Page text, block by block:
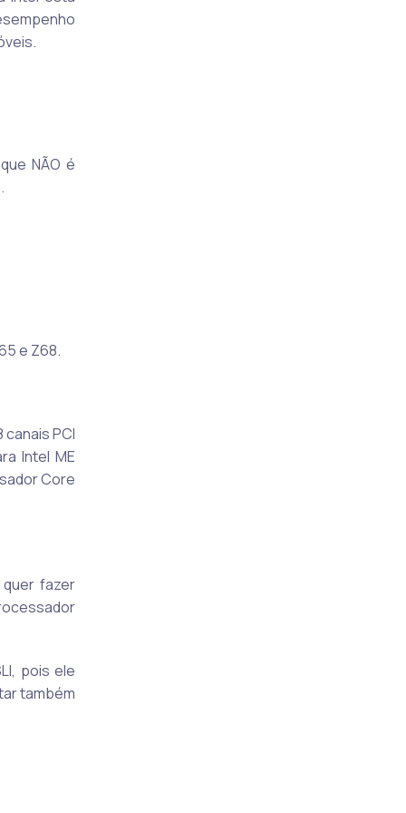
NÃO é
e Z68.
PCI
Intel ME
Core
fazer
pois ele
também